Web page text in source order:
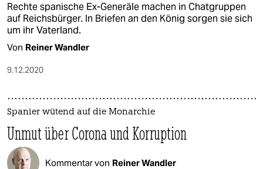
Rechte spanische Ex-Generäle machen in Chatgruppen
auf Reichsbürger. In Briefen an den König sorgen sie sich
um ihr Vaterland.
Von Reiner Wandler
9.12.2020
Spanier wütend auf die Monarchie
Unmut über Corona und Korruption
Kommentar von Reiner Wandler